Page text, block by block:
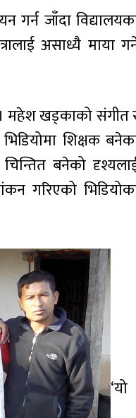
गर्न जाँदा
असाध्यै माया
महेश खड्काको संगीत
शिक्षक
चिन्तित बनेको
गरिएको
‘यो